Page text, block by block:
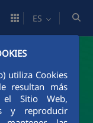
utiliza Cookies
resultan más
el Sitio Web,
y reproducir
ES